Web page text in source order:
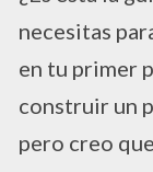
necesitas
en tu primer
construir un
pero creo